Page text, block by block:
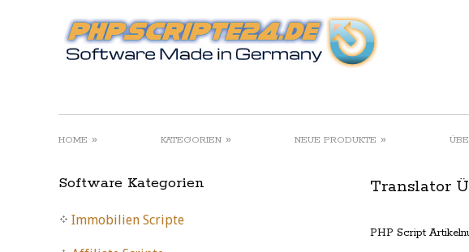
HOME » KATEGORIEN » NEUE PRODUKTE »
Translator
PHP Script
Software Kategorien
Immobilien Scripte